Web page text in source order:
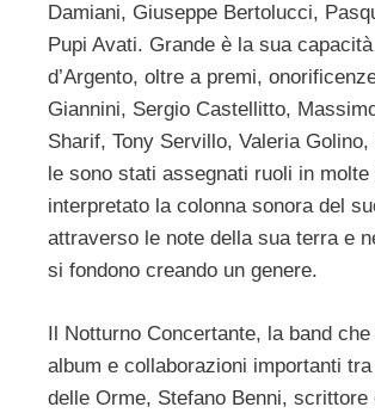
Damiani, Giuseppe Bertolucci,
Pupi Avati. Grande è la sua
d’Argento, oltre a premi,
Giannini, Sergio Castellitto,
Sharif, Tony Servillo, Valeria
le sono stati assegnati ruoli in
interpretato la colonna sonora del
attraverso le note della sua terra e
si fondono creando un genere.
Il Notturno Concertante, la band
album e collaborazioni importanti
delle Orme, Stefano Benni, scrittore